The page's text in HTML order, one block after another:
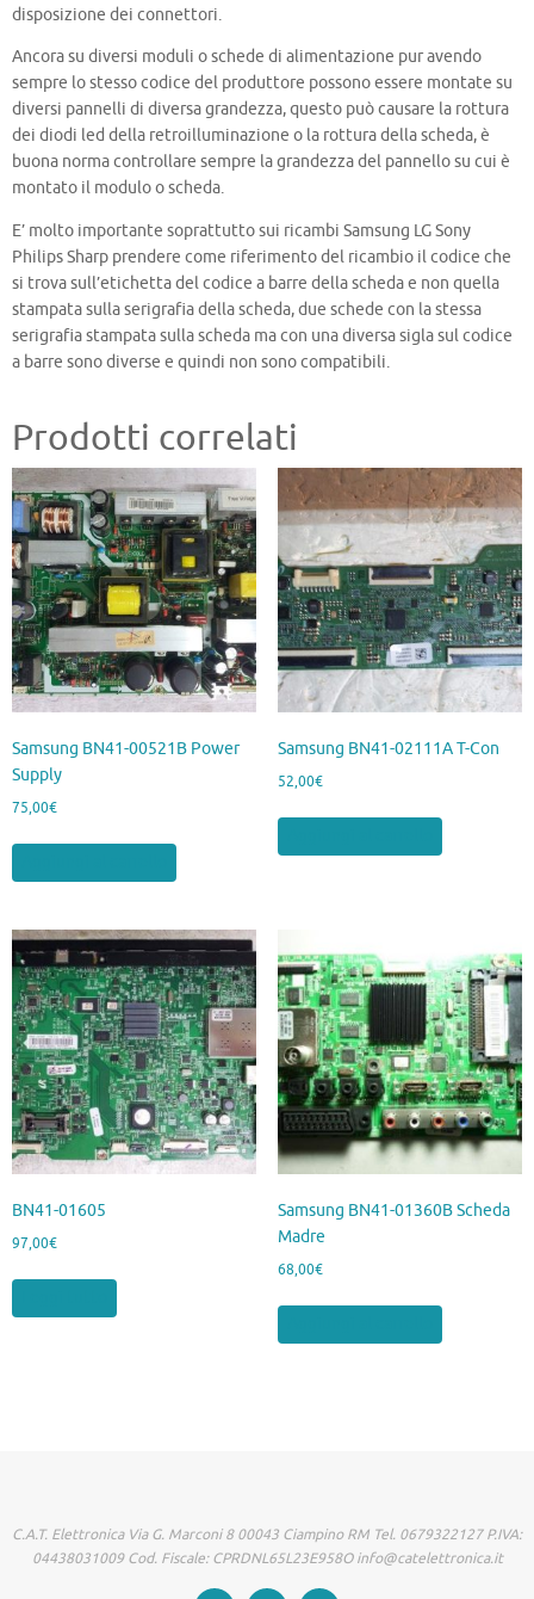
disposizione dei connettori.
Ancora su diversi moduli o schede di alimentazione pur avendo
sempre lo stesso codice del produttore possono essere montate su
diversi pannelli di diversa grandezza, questo può causare la rottura
dei diodi led della retroilluminazione o la rottura della scheda, è
buona norma controllare sempre la grandezza del pannello su cui è
montato il modulo o scheda.
E’ molto importante soprattutto sui ricambi Samsung LG Sony
Philips Sharp prendere come riferimento del ricambio il codice che
si trova sull’etichetta del codice a barre della scheda e non quella
stampata sulla serigrafia della scheda, due schede con la stessa
serigrafia stampata sulla scheda ma con una diversa sigla sul codice
a barre sono diverse e quindi non sono compatibili.
Prodotti correlati
Samsung BN41-00521B Power
Supply
75,00€
Samsung BN41-02111A T-Con
52,00€
BN41-01605
97,00€
Samsung BN41-01360B Scheda
Madre
68,00€
C.A.T. Elettronica Via G. Marconi 8 00043 Ciampino RM Tel. 0679322127 P.IVA:
04438031009 Cod. Fiscale: CPRDNL65L23E958O info@catelettronica.it